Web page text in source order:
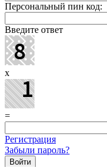
Персональный пин код:
Введите ответ
x
=
Регистрация
Забыли пароль?